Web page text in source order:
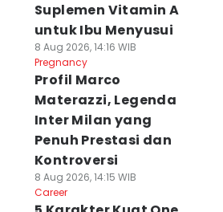
Suplemen Vitamin A
untuk Ibu Menyusui
8 Aug 2026, 14:16 WIB
Pregnancy
Profil Marco
Materazzi, Legenda
Inter Milan yang
Penuh Prestasi dan
Kontroversi
8 Aug 2026, 14:15 WIB
Career